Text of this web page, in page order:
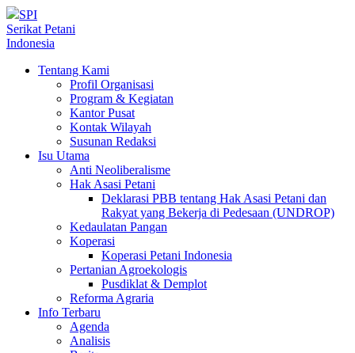
SPI
Serikat Petani
Indonesia
Tentang Kami
Profil Organisasi
Program & Kegiatan
Kantor Pusat
Kontak Wilayah
Susunan Redaksi
Isu Utama
Anti Neoliberalisme
Hak Asasi Petani
Deklarasi PBB tentang Hak Asasi Petani dan
Rakyat yang Bekerja di Pedesaan (UNDROP)
Kedaulatan Pangan
Koperasi
Koperasi Petani Indonesia
Pertanian Agroekologis
Pusdiklat & Demplot
Reforma Agraria
Info Terbaru
Agenda
Analisis